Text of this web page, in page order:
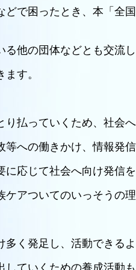
で困ったとき、本「全
他の団体などとも交流
す。
払っていくため、社会
への働きかけ、情報発
応じて社会へ向け発信を
アついてのいっそうの
く発足し、活動できる
ていくための養成活動も